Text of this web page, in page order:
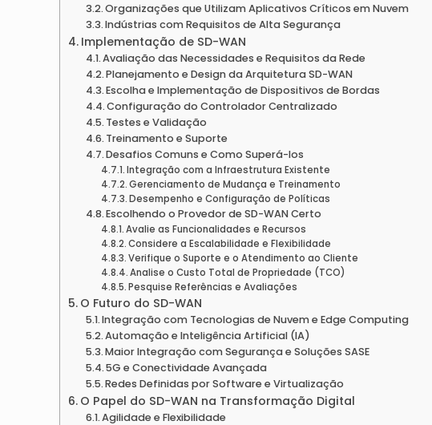
Organizações que Utilizam Aplicativos Críticos em Nuvem
Indústrias com Requisitos de Alta Segurança
Implementação de SD-WAN
Avaliação das Necessidades e Requisitos da Rede
Planejamento e Design da Arquitetura SD-WAN
Escolha e Implementação de Dispositivos de Bordas
Configuração do Controlador Centralizado
Testes e Validação
Treinamento e Suporte
Desafios Comuns e Como Superá-los
Integração com a Infraestrutura Existente
Gerenciamento de Mudança e Treinamento
Desempenho e Configuração de Políticas
Escolhendo o Provedor de SD-WAN Certo
Avalie as Funcionalidades e Recursos
Considere a Escalabilidade e Flexibilidade
Verifique o Suporte e o Atendimento ao Cliente
Analise o Custo Total de Propriedade (TCO)
Pesquise Referências e Avaliações
O Futuro do SD-WAN
Integração com Tecnologias de Nuvem e Edge Computing
Automação e Inteligência Artificial (IA)
Maior Integração com Segurança e Soluções SASE
5G e Conectividade Avançada
Redes Definidas por Software e Virtualização
O Papel do SD-WAN na Transformação Digital
Agilidade e Flexibilidade